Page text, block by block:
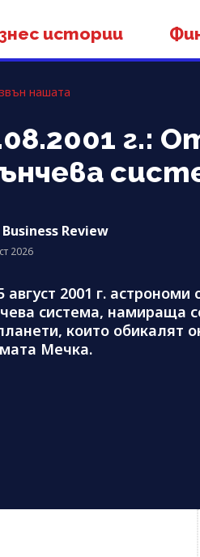
истории
нашата
г.:
Review
2026
август 2001 г.
система, намираща
които обикалят
Мечка.